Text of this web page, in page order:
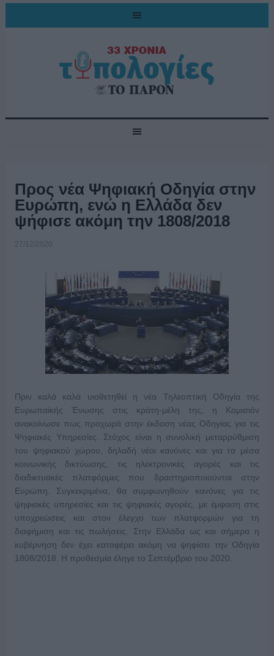
Προς νέα Ψηφιακή Οδηγία στην
Ευρώπη, ενώ η Ελλάδα δεν
ψήφισε ακόμη την 1808/2018
27/12/2020
Πριν καλά καλά υιοθετηθεί η νέα Τηλεοπτική Οδηγία της
Ευρωπαϊκής Ένωσης στις κράτη-μέλη της, η Κομισιόν
ανακοίνωσε πως προχωρά στην έκδοση νέας Οδηγίας για τις
Ψηφιακές Υπηρεσίες. Στόχος είναι η συνολική μεταρρύθμιση
του ψηφιακού χώρου, δηλαδή νέοι κανόνες και για τα μέσα
κοινωνικής δικτύωσης, τις ηλεκτρονικές αγορές και τις
διαδικτυακές πλατφόρμες που δραστηριοποιούνται στην
Ευρώπη. Συγκεκριμένα, θα συμφωνηθούν κανόνες για τις
ψηφιακές υπηρεσίες και τις ψηφιακές αγορές, με έμφαση στις
υποχρεώσεις και στον έλεγχο των πλατφορμών για τη
διαφήμιση και τις πωλήσεις. Στην Ελλάδα ως και σήμερα η
κυβέρνηση δεν έχει καταφέρει ακόμη να ψηφίσει την Οδηγία
1808/2018. Η προθεσμία έληγε το Σεπτέμβριο του 2020.